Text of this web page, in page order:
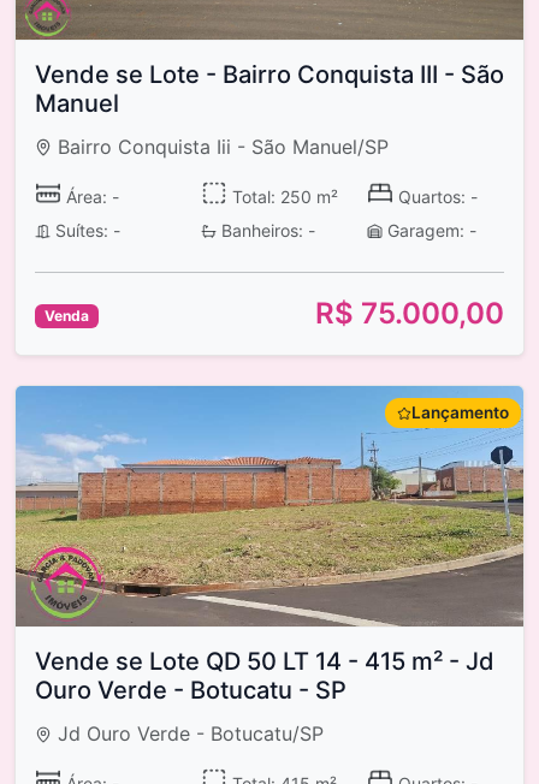
Vende se Lote - Bairro Conquista III - São
Manuel
Bairro Conquista Iii - São Manuel/SP
Área: - Total: 250 m²
Quartos: -
Suítes: -
Banheiros: - Garagem: -
Venda R$ 75.000,00
Lançamento
Vende se Lote QD 50 LT 14 - 415 m² - Jd
Ouro Verde - Botucatu - SP
Jd Ouro Verde - Botucatu/SP